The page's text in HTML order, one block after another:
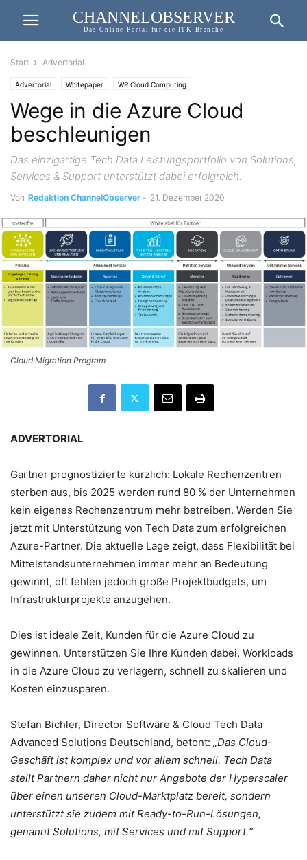
CHANNELOBSERVER
Das Online-Portal für die ITK-Branche
Start Advertorial
Advertorial Whitepaper WP Cloud Computing
Wege in die Azure Cloud
beschleunigen
Das einzigartige Tech Data Leistungsportfolio von Solutions,
Services & Support unterstützt dabei erfolgreich.
Von Redaktion ChannelObserver - 21. Dezember 2020
Cloud Migration Program
ADVERTORIAL
Gartner prognostizierte kürzlich: Lokale Rechenzentren
sterben aus, bis 2025 werden rund 80 % der Unternehmen
kein eigenes Rechenzentrum mehr betreiben. Werden Sie
jetzt mit Unterstützung von Tech Data zum erfolgreichen
Azure-Partner. Die aktuelle Lage zeigt, dass Flexibilität bei
Mittelstandsunternehmen immer mehr an Bedeutung
gewinnt, oft fehlen jedoch große Projektbudgets, um
Infrastrukturprojekte anzugehen.
Dies ist ideale Zeit, Kunden für die Azure Cloud zu
gewinnen. Unterstützen Sie Ihre Kunden dabei, Workloads
in die Azure Cloud zu verlagern, schnell zu skalieren und
Kosten einzusparen.
Stefan Bichler, Director Software & Cloud Tech Data
Advanced Solutions Deutschland, betont: „Das Cloud-
Geschäft ist komplex und vor allem schnell. Tech Data
stellt Partnern daher nicht nur Angebote der Hyperscaler
über einen unseren Cloud-Marktplatz bereit, sondern
unterstützt sie zudem mit Ready-to-Run-Lösungen,
genannt Solutions, mit Services und mit Support.“